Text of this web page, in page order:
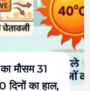
मौसम 31
दिनों का हाल,